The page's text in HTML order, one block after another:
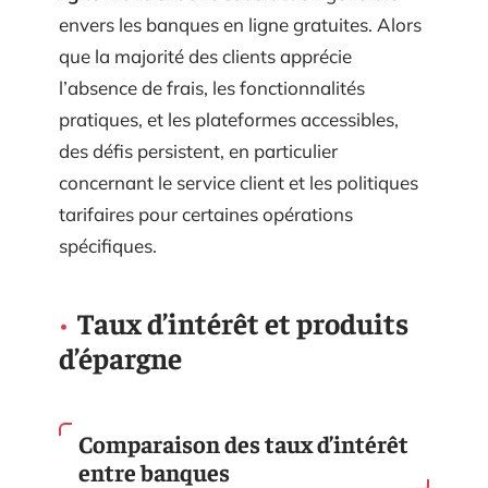
envers les banques en ligne gratuites. Alors
que la majorité des clients apprécie
l’absence de frais, les fonctionnalités
pratiques, et les plateformes accessibles,
des défis persistent, en particulier
concernant le service client et les politiques
tarifaires pour certaines opérations
spécifiques.
Taux d’intérêt et produits
d’épargne
Comparaison des taux d’intérêt
entre banques